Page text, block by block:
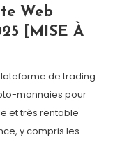
Web
[MISE À
de trading
monnaies pour
et très rentable
y compris les